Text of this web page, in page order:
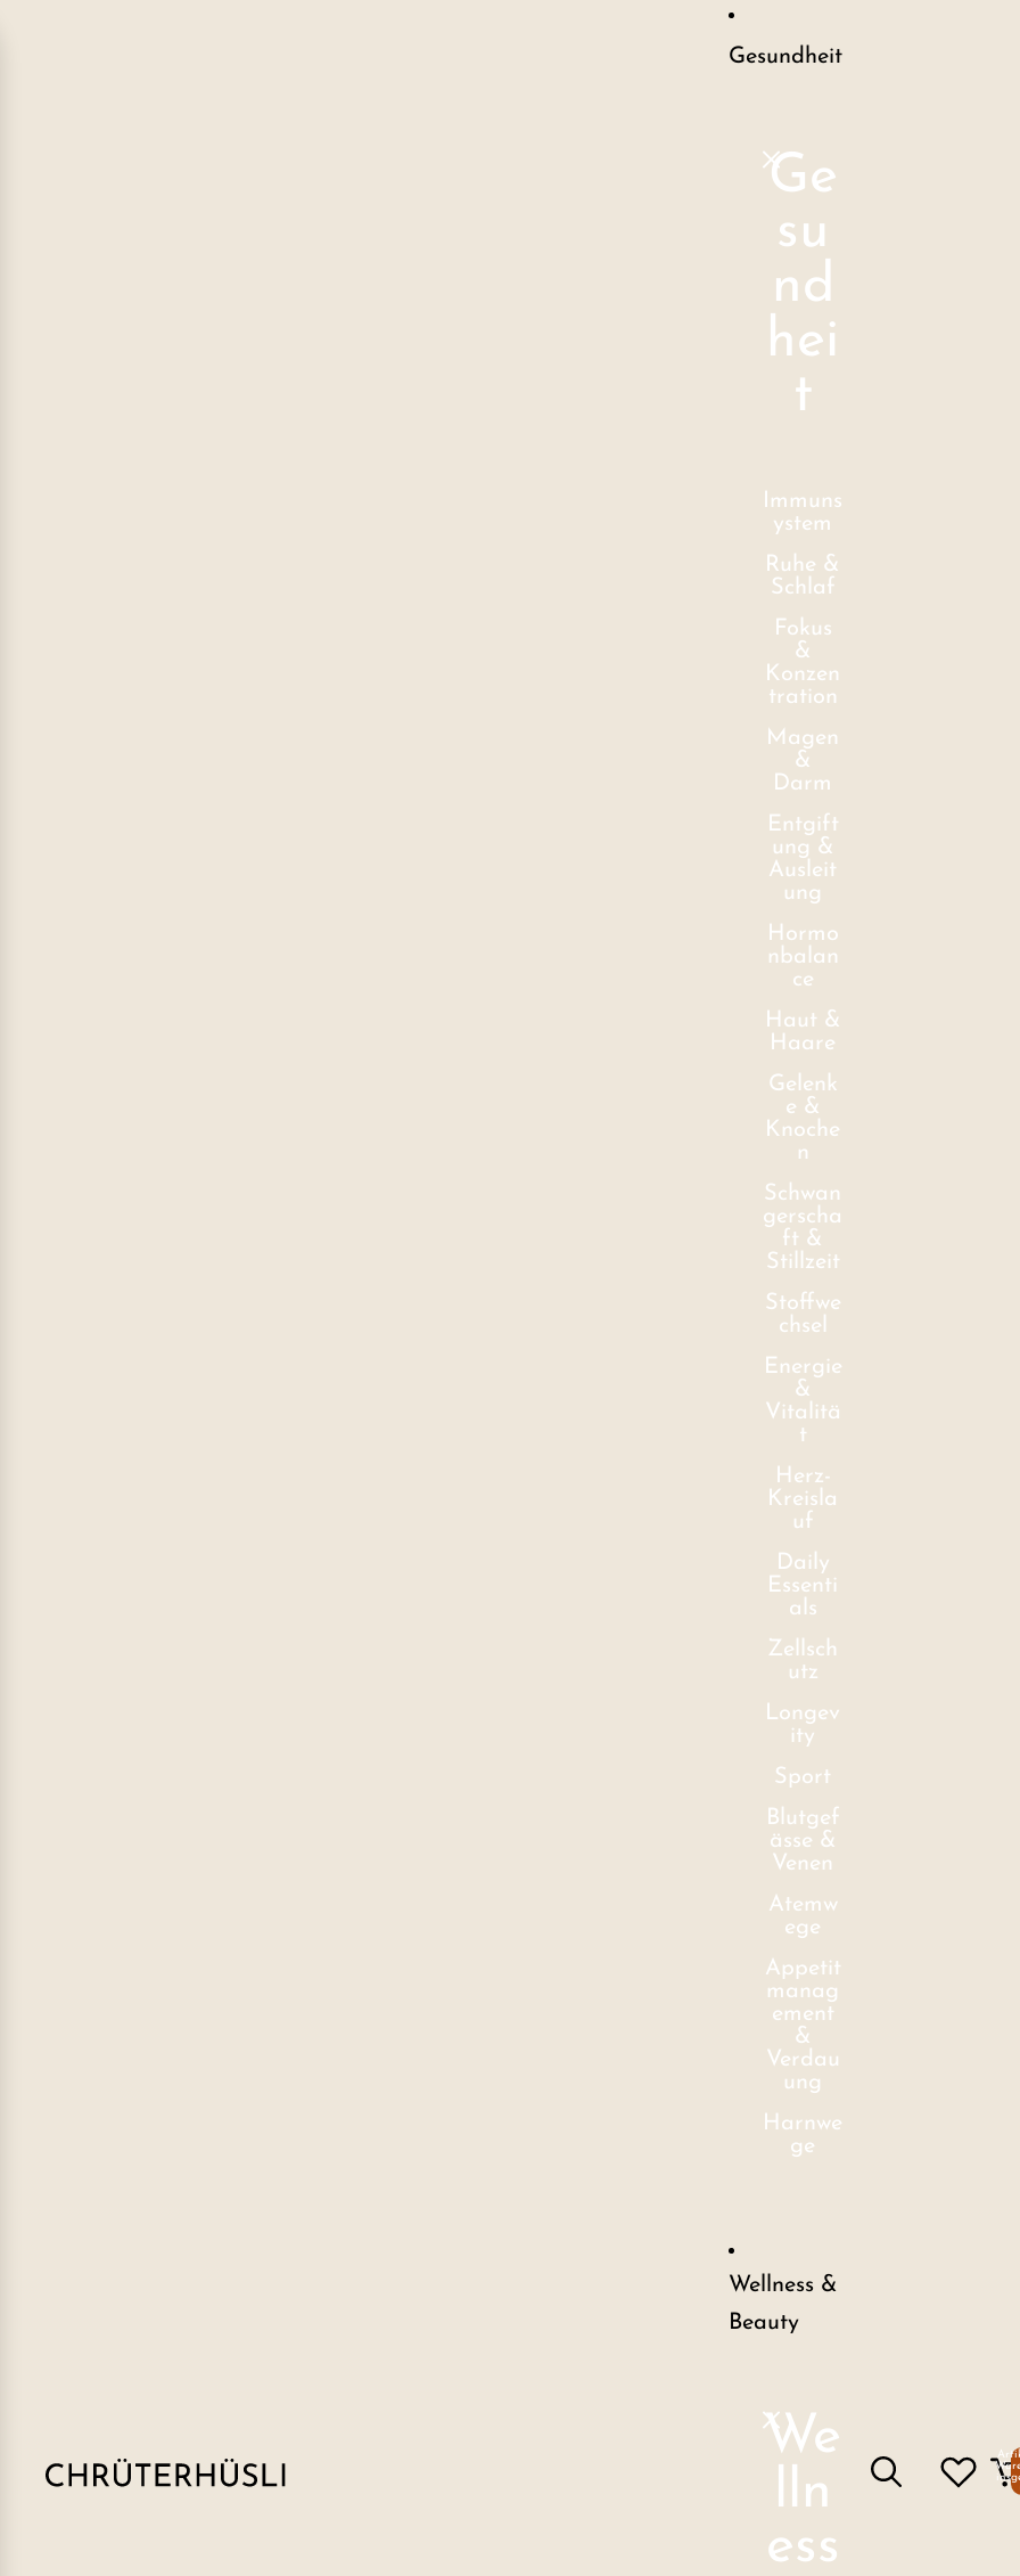
Gesundheit
Ge
su
nd
hei
t
Immuns
ystem
Ruhe &
Schlaf
Fokus
&
Konzen
tration
Magen
&
Darm
Entgift
ung &
Ausleit
ung
Hormo
nbalan
ce
Haut &
Haare
Gelenk
e &
Knoche
n
Schwan
gerscha
ft &
Stillzeit
Stoffwe
chsel
Energie
&
Vitalitä
t
Herz-
Kreisla
uf
Daily
Essenti
als
Zellsch
utz
Longev
ity
Sport
Blutgef
ässe &
Venen
Atemw
ege
Appetit
manag
ement
&
Verdau
ung
Harnwe
ge
Wellness &
Beauty
We
lln
ess